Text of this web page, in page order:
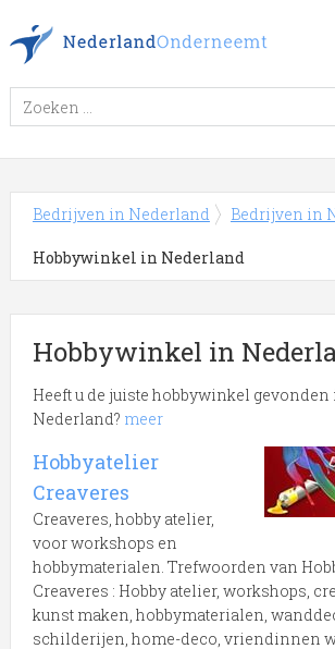
Bedrijven in Nederland Bedrijven in
Hobbywinkel in Nederland
Hobbywinkel in
Heeft u de juiste hobbywinkel gevonden
Nederland? meer
Meer over Hobbywinkel
Onderstaand vindt u een overzicht van
gerelateerde bedrijven in de omgeving
Wilt u meer weten over hobbywinkel in
Nederland? Klik op het item om meer
onderneming te weten te komen of hoe
opnemen welke overeenkomen met
Hobbyatelier
Creaveres
Creaveres, hobby atelier,
voor workshops en
hobbymaterialen. Trefwoorden van
Creaveres : Hobby atelier, workshops,
kunst maken, hobbymaterialen,
schilderijen, home-deco, vriendinnen